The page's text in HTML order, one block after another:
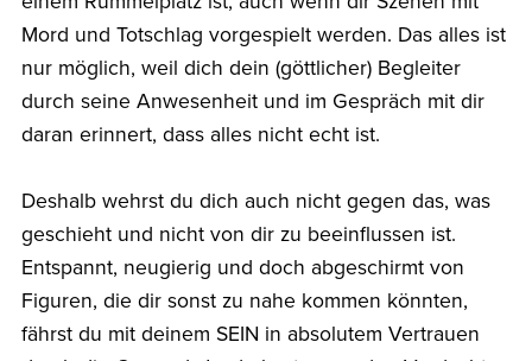
Mord und Totschlag vorgespielt werden. Das alles ist
nur möglich, weil dich dein (göttlicher) Begleiter
durch seine Anwesenheit und im Gespräch mit dir
daran erinnert, dass alles nicht echt ist.
Deshalb wehrst du dich auch nicht gegen das, was
geschieht und nicht von dir zu beeinflussen ist.
Entspannt, neugierig und doch abgeschirmt von
Figuren, die dir sonst zu nahe kommen könnten,
fährst du mit deinem SEIN in absolutem Vertrauen